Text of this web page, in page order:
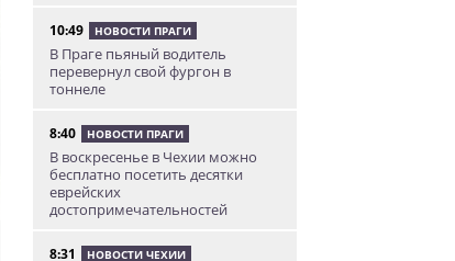
10:49 НОВОСТИ ПРАГИ
В Праге пьяный водитель
перевернул свой фургон в
тоннеле
8:40 НОВОСТИ ПРАГИ
В воскресенье в Чехии можно
бесплатно посетить десятки
еврейских
достопримечательностей
8:31 НОВОСТИ ЧЕХИИ